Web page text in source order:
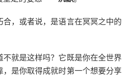
，或者说，是语言在冥冥之中的
不就是这样吗？它既是你在全世界
，是你取得成就时第一个想要分享